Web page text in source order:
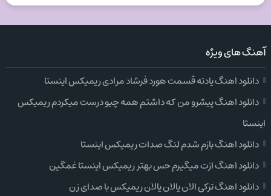
آهنگ های ویژه
دانلود اهنگ یادته قسمت هورد فرشاد مرادی ریمیکس اینستا
دانلود اهنگ پیشرو من که داشتم همه چیو درست میکردم ریمیکس
اینستا
دانلود اهنگ بازم شدم لنگ صدات ریمیکس اینستا
دانلود اهنگ ازت میگیرم حس بهتر ریمیکس اینستا غمگین
دانلود اهنگ ترکی الان یالان یالان ریمیکس با صدای زن